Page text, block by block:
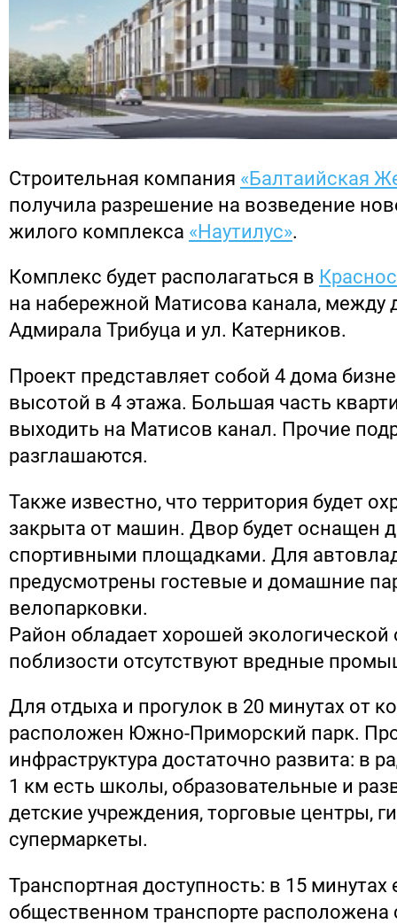
Строительная компания «Балтаийская
получила разрешение на возведение
жилого комплекса «Наутилус».
Комплекс будет располагаться в
на набережной Матисова канала, между
Адмирала Трибуца и ул. Катерников.
Проект представляет собой 4 дома
высотой в 4 этажа. Большая часть
выходить на Матисов канал. Прочие
разглашаются.
Также известно, что территория будет
закрыта от машин. Двор будет оснащен
спортивными площадками. Для
предусмотрены гостевые и домашние
велопарковки.
Район обладает хорошей экологической
поблизости отсутствуют вредные
Для отдыха и прогулок в 20 минутах от
расположен Южно-Приморский парк.
инфраструктура достаточно развита: в
1 км есть школы, образовательные и
детские учреждения, торговые центры,
супермаркеты.
Транспортная доступность: в 15 минутах
общественном транспорте расположена